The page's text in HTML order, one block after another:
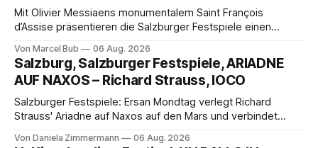
Mit Olivier Messiaens monumentalem Saint François
d’Assise präsentieren die Salzburger Festspiele einen
eine bildgewaltige Inszenierung, Maxime Pascal entfaltet
die komplexe Partitur eindrucksvoll, Philippe Sly berührt als
Franziskus.
Von Marcel Bub 06 Aug. 2026
Salzburg, Salzburger Festspiele, ARIADNE
AUF NAXOS – Richard Strauss, IOCO
Salzburger Festspiele: Ersan Mondtag verlegt Richard
Strauss' Ariadne auf Naxos auf den Mars und verbindet
Aufführung mit starken Solisten und den Wiener
Von Daniela Zimmermann 06 Aug. 2026